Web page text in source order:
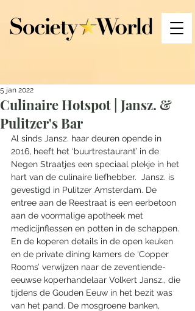
Culinaire Hotspot | Jansz. &
Pulitzer's Bar
5 jan 2022
Al sinds Jansz. haar deuren opende in
2016, heeft het ‘buurtrestaurant’ in de
Negen Straatjes een speciaal plekje in het
hart van de culinaire liefhebber.  Jansz. is
gevestigd in Pulitzer Amsterdam. De
entree aan de Reestraat is een eerbetoon
aan de voormalige apotheek met
medicijnflessen en potten in de schappen.
En de koperen details in de open keuken
en de private dining kamers de ‘Copper
Rooms’ verwijzen naar de zeventiende-
eeuwse koperhandelaar Volkert Jansz., die
tijdens de Gouden Eeuw in het bezit was
van het pand. De mosgroene banken,